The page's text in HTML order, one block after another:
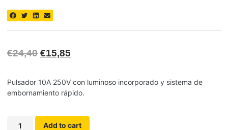
€24,40 €15,85
Pulsador 10A 250V con luminoso incorporado y sistema de
embornamiento rápido.
Add to cart